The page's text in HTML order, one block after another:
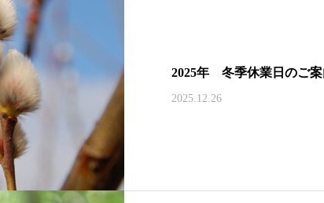
2025年 冬季休業日のご
2025.12.26